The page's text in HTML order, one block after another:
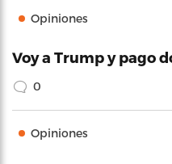
Opiniones
Voy a Trump y pago
0
Opiniones